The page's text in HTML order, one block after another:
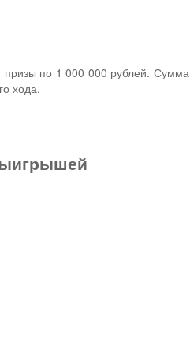
призы по 1 000 000 рублей. Сумма
хода.